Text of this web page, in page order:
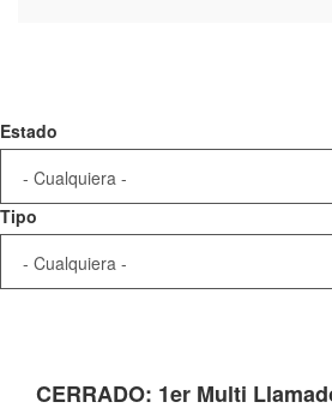
Estado
Tipo
CERRADO: 1er Multi